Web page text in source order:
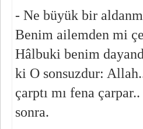
- Ne büyük bir
Benim ailemden mi
Hâlbuki benim
ki O sonsuzdur:
çarptı mı fena
sonra.